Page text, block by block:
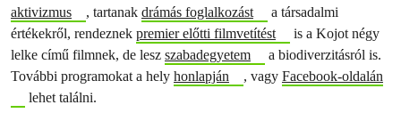
aktivizmus
, tartanak drámás foglalkozást
a társadalmi
értékekről, rendeznek premier előtti filmvetítést
is a Kojot négy
lelke című filmnek, de lesz szabadegyetem
a biodiverzitásról is.
További programokat a hely honlapján , vagy Facebook-oldalán
lehet találni.